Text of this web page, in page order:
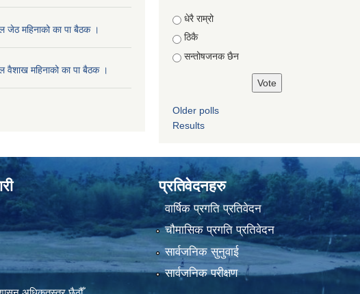
जेठ महिनाको का पा बैठक ।
वैशाख महिनाको का पा बैठक ।
Choices
धेरै राम्रो
ठिकै
सन्तोषजनक छैन
Older polls
Results
प्रतिवेदनहरु
वार्षिक प्रगति प्रतिवेदन
चौमासिक प्रगति प्रतिवेदन
सार्वजनिक सुनुवाई
सार्वजनिक परीक्षण